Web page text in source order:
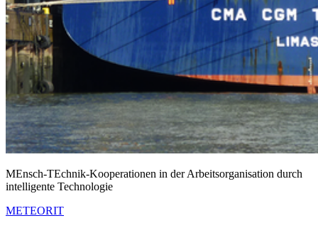
MEnsch-TEchnik-Kooperationen in der Arbeitsorganisation durch
intelligente Technologie
METEORIT